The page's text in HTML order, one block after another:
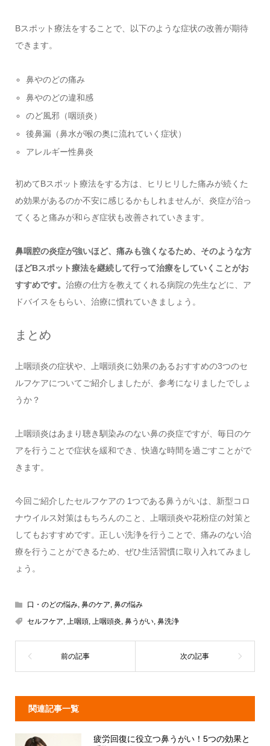
Bスポット療法をすることで、以下のような症状の改善が期待
できます。
鼻やのどの痛み
鼻やのどの違和感
のど風邪（咽頭炎）
後鼻漏（鼻水が喉の奥に流れていく症状）
アレルギー性鼻炎
初めてBスポット療法をする方は、ヒリヒリした痛みが続くた
め効果があるのか不安に感じるかもしれませんが、炎症が治っ
てくると痛みが和らぎ症状も改善されていきます。
鼻咽腔の炎症が強いほど、痛みも強くなるため、そのような方
ほどBスポット療法を継続して行って治療をしていくことがお
すすめです。 治療の仕方を教えてくれる病院の先生などに、ア
ドバイスをもらい、治療に慣れていきましょう。
まとめ
上咽頭炎の症状や、上咽頭炎に効果のあるおすすめの3つのセ
ルフケアについてご紹介しましたが、参考になりましたでしょ
うか？
上咽頭炎はあまり聴き馴染みのない鼻の炎症ですが、毎日のケ
アを行うことで症状を緩和でき、快適な時間を過ごすことがで
きます。
今回ご紹介したセルフケアの 1つである鼻うがいは、新型コロ
ナウイルス対策はもちろんのこと、上咽頭炎や花粉症の対策と
してもおすすめです。正しい洗浄を行うことで、痛みのない治
療を行うことができるため、ぜひ生活習慣に取り入れてみまし
ょう。
口・のどの悩み, 鼻のケア, 鼻の悩み
セルフケア, 上咽頭, 上咽頭炎, 鼻うがい, 鼻洗浄
関連記事一覧
疲労回復に役立つ鼻うがい！5つの効果と